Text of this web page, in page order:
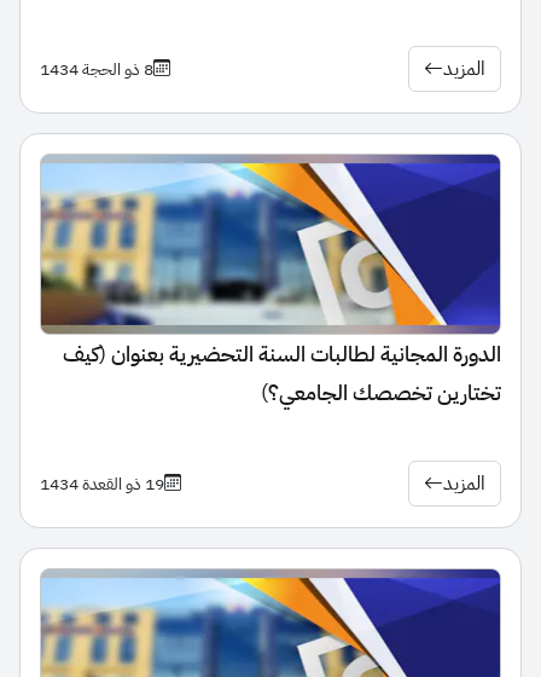
المزيد 8 ذو الحجة 1434
الدورة المجانية لطالبات السنة التحضيرية بعنوان (كيف
تختارين تخصصك الجامعي؟)
المزيد 19 ذو القعدة 1434